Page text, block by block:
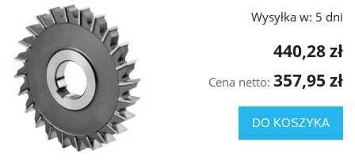
Wysyłka w: 5 dni
440,28 zł
Cena netto: 357,95 zł
DO KOSZYKA